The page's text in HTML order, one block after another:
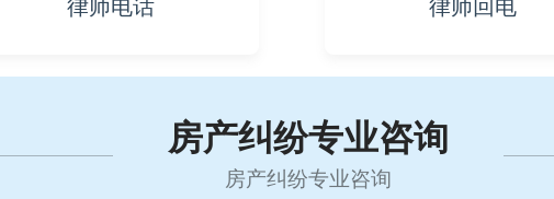
律师电话 律师回电
房产纠纷专业咨询
房产纠纷专业咨询